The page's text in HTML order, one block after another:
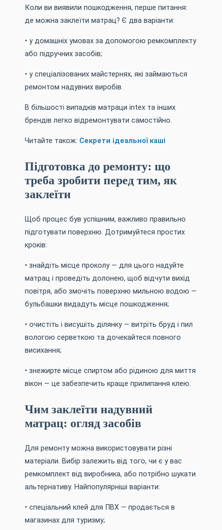
Коли ви виявили пошкодження, перше питання:
де можна заклеїти матрац? Є два варіанти:
• у домашніх умовах за допомогою ремкомплекту
або підручних засобів;
• у спеціалізованих майстернях, які займаються
ремонтом надувних виробів.
В більшості випадків матраци intex та інших
брендів легко відремонтувати самостійно.
Читайте також: Секрети ідеальної каші
Підготовка до ремонту: що
треба зробити перед тим, як
заклеїти
Щоб процес був успішним, важливо правильно
підготувати поверхню. Дотримуйтеся простих
кроків:
• знайдіть місце проколу — для цього надуйте
матрац і проведіть долонею, щоб відчути вихід
повітря, або змочіть поверхню мильною водою —
бульбашки видадуть місце пошкодження;
• очистіть і висушіть ділянку — витріть бруд і пил
вологою серветкою та дочекайтеся повного
висихання;
• знежирте місце спиртом або рідиною для миття
вікон — це забезпечить краще прилипання клею.
Чим заклеїти надувний
матрац: огляд засобів
Для ремонту можна використовувати різні
матеріали. Вибір залежить від того, чи є у вас
ремкомплект від виробника, або потрібно шукати
альтернативу. Найпопулярніші варіанти:
• спеціальний клей для ПВХ — продається в
магазинах для туризму;